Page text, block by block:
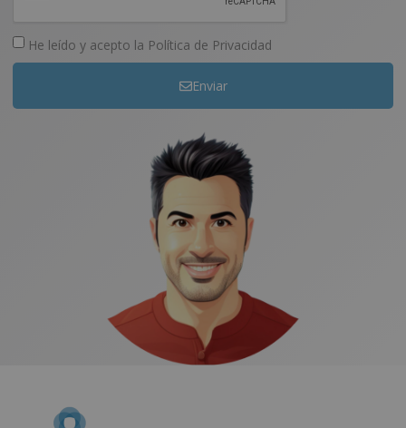
He leído y acepto la Política de Privacidad
Enviar